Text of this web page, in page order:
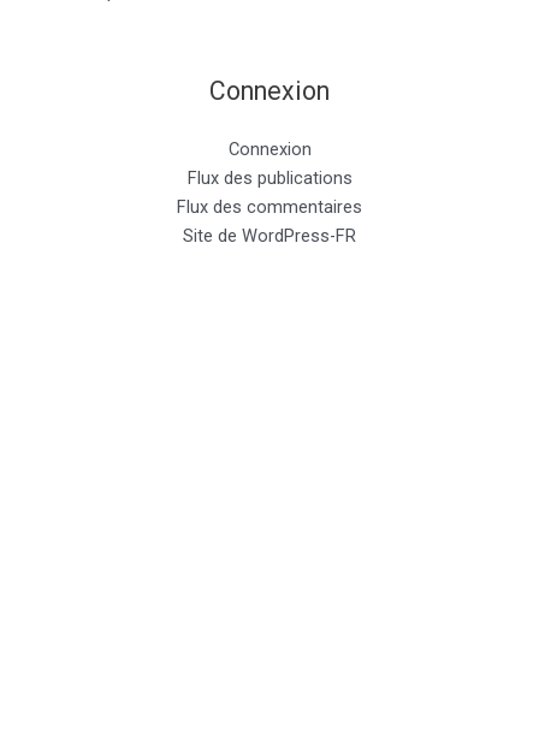
Connexion
Connexion
Flux des publications
Flux des commentaires
Site de WordPress-FR